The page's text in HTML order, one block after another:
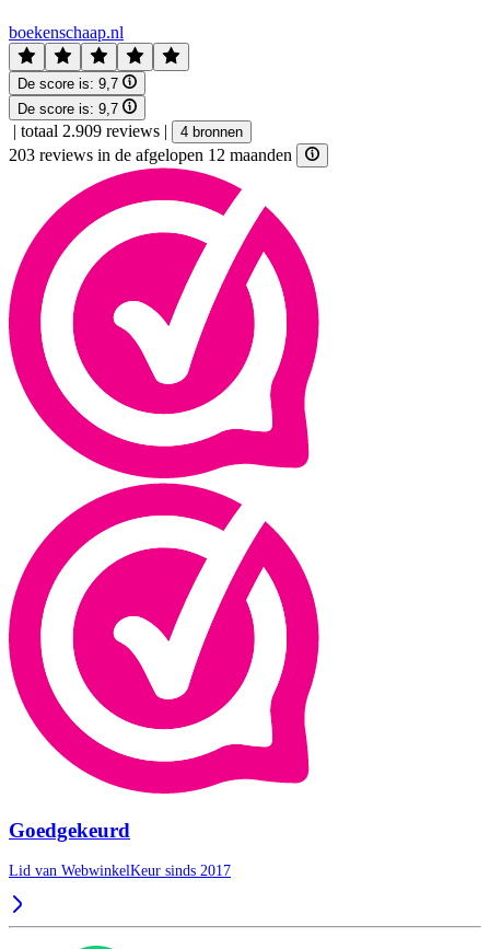
boekenschaap.nl
De score is: 9,7
De score is: 9,7
| totaal 2.909 reviews | 4 bronnen
203 reviews in de afgelopen 12 maanden
Goedgekeurd
Lid van WebwinkelKeur sinds 2017